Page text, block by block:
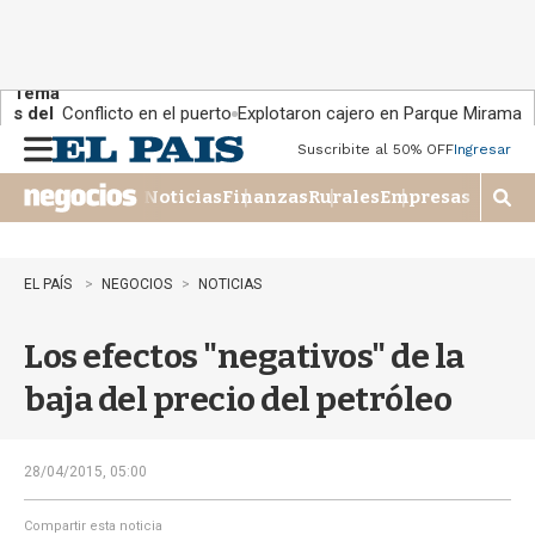
Tema
s del
día:
Conflicto en el puerto Explotaron cajero en Parque Miramar
n
u
Suscribite al 50% OFFIngresar
NoticiasFinanzasRuralesEmpresas
M
o
e
EL PAÍS NEGOCIOS NOTICIAS
Los efectos "negativos" de la
baja del precio del petróleo
28/04/2015, 05:00
Compartir esta noticia